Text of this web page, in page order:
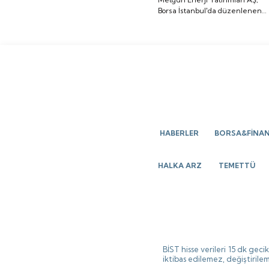
başlayacak.
düzenlenen gong
Borsa İstanbul'da düzenlenen
HABERLER
HALKA ARZ
TEMETTÜ
BİST hisse verileri 15 dk
iktibas edilemez,